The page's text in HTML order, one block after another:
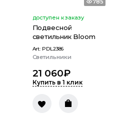
785
доступен к заказу
Подвесной
светильник Bloom
Art: PDL2386
Светильники
21 060₽
Купить в 1 клик